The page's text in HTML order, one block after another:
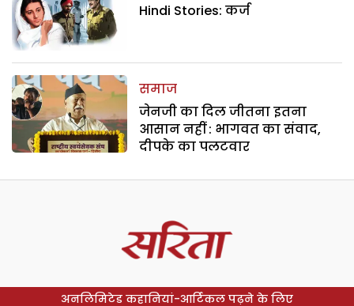
Hindi Stories: कर्ज
समाज
जेनजी का दिल जीतना इतना
आसान नहीं : भागवत का संवाद,
दीपके का पलटवार
अनलिमिटेड कहानियां-आर्टिकल पढ़ने के लिए